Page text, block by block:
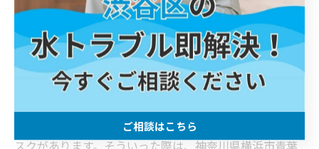
ると被害が拡大する恐れがあります。まずは水道の元栓
を閉めて水漏れ拡大を防ぎ、その後排水口やトラップ部
分を確認しましょう。異物が目視できる場合は手袋を着
用し、慎重に取り除きます。
ている場合は、無理に棒などを差し込むと配管損傷のリ
スクがあります。そういった際は、神奈川県横浜市青葉
ご相談はこちら